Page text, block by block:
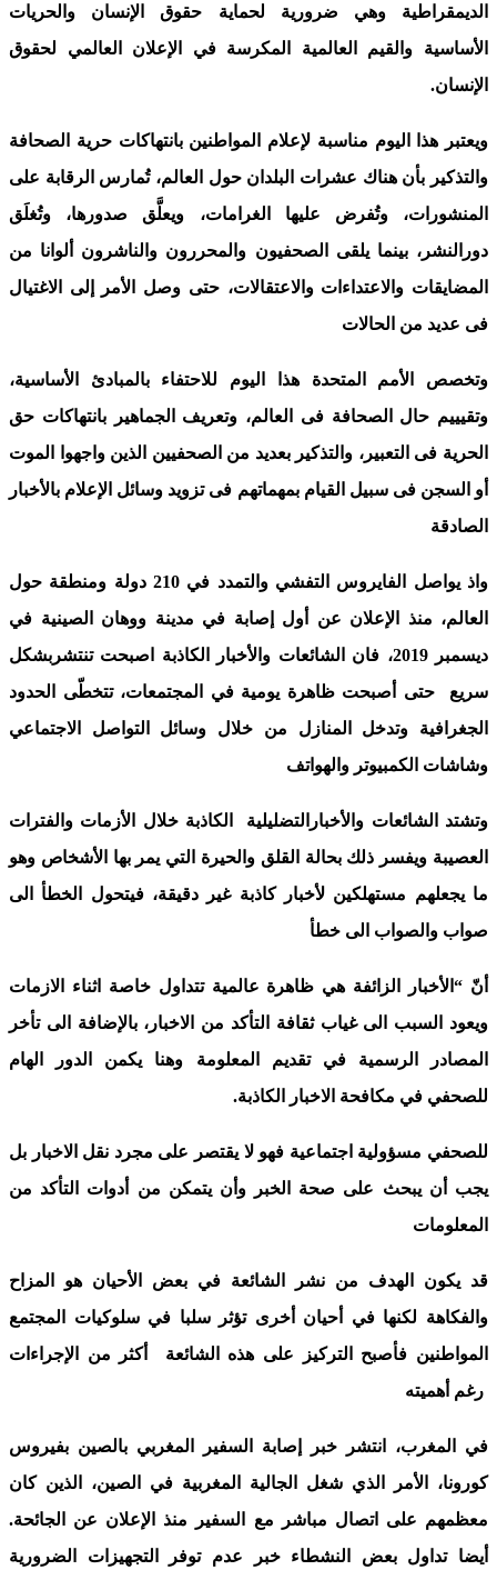
الديمقراطية وهي ضرورية لحماية حقوق الإنسان والحريات
الأساسية والقيم العالمية المكرسة في الإعلان العالمي لحقوق
الإنسان.
ويعتبر هذا اليوم مناسبة لإعلام المواطنين بانتهاكات حرية الصحافة
والتذكير بأن هناك عشرات البلدان حول العالم، تُمارس الرقابة على
المنشورات، وتُفرض عليها الغرامات، ويعلَّق صدورها، وتُغلَق
دورالنشر، بينما يلقى الصحفيون والمحررون والناشرون ألوانا من
المضايقات والاعتداءات والاعتقالات، حتى وصل الأمر إلى الاغتيال
فى عديد من الحالات
وتخصص الأمم المتحدة هذا اليوم للاحتفاء بالمبادئ الأساسية،
وتقيييم حال الصحافة فى العالم، وتعريف الجماهير بانتهاكات حق
الحرية فى التعبير، والتذكير بعديد من الصحفيين الذين واجهوا الموت
أو السجن فى سبيل القيام بمهماتهم فى تزويد وسائل الإعلام بالأخبار
الصادقة
واذ يواصل الفايروس التفشي والتمدد في 210 دولة ومنطقة حول
العالم، منذ الإعلان عن أول إصابة في مدينة ووهان الصينية في
ديسمبر 2019، فان الشائعات والأخبار الكاذبة اصبحت تنتشربشكل
سريع حتى أصبحت ظاهرة يومية في المجتمعات، تتخطّى الحدود
الجغرافية وتدخل المنازل من خلال وسائل التواصل الاجتماعي
وشاشات الكمبيوتر والهواتف
وتشتد الشائعات والأخبارالتضليلية الكاذبة خلال الأزمات والفترات
العصيبة ويفسر ذلك بحالة القلق والحيرة التي يمر بها الأشخاص وهو
ما يجعلهم مستهلكين لأخبار كاذبة غير دقيقة، فيتحول الخطأ الى
صواب والصواب الى خطأ
أنّ “الأخبار الزائفة هي ظاهرة عالمية تتداول خاصة اثناء الازمات
ويعود السبب الى غياب ثقافة التأكد من الاخبار، بالإضافة الى تأخر
المصادر الرسمية في تقديم المعلومة وهنا يكمن الدور الهام
للصحفي في مكافحة الاخبار الكاذبة.
للصحفي مسؤولية اجتماعية فهو لا يقتصر على مجرد نقل الاخبار بل
يجب أن يبحث على صحة الخبر وأن يتمكن من أدوات التأكد من
المعلومات
قد يكون الهدف من نشر الشائعة في بعض الأحيان هو المزاح
والفكاهة لكنها في أحيان أخرى تؤثر سلبا في سلوكيات المجتمع
المواطنين فأصبح التركيز على هذه الشائعة أكثر من الإجراءات
رغم أهميته
في المغرب، انتشر خبر إصابة السفير المغربي بالصين بفيروس
كورونا، الأمر الذي شغل الجالية المغربية في الصين، الذين كان
معظمهم على اتصال مباشر مع السفير منذ الإعلان عن الجائحة.
أيضا تداول بعض النشطاء خبر عدم توفر التجهيزات الضرورية